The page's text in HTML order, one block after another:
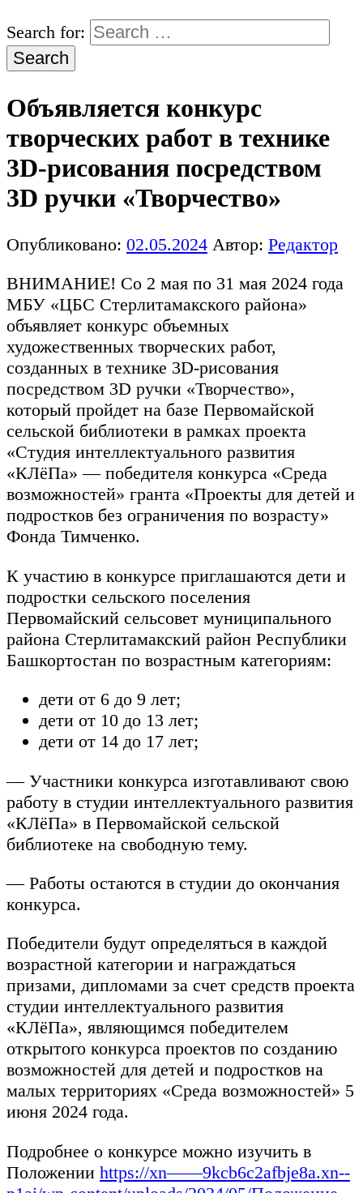
Search for:
Объявляется конкурс
творческих работ в технике
3D-рисования посредством
3D ручки «Творчество»
Опубликовано: 02.05.2024 Автор: Редактор
ВНИМАНИЕ! Со 2 мая по 31 мая 2024 года
МБУ «ЦБС Стерлитамакского района»
объявляет конкурс объемных
художественных творческих работ,
созданных в технике 3D-рисования
посредством 3D ручки «Творчество»,
который пройдет на базе Первомайской
сельской библиотеки в рамках проекта
«Студия интеллектуального развития
«КЛёПа» — победителя конкурса «Среда
возможностей» гранта «Проекты для детей и
подростков без ограничения по возрасту»
Фонда Тимченко.
К участию в конкурсе приглашаются дети и
подростки сельского поселения
Первомайский сельсовет муниципального
района Стерлитамакский район Республики
Башкортостан по возрастным категориям:
дети от 6 до 9 лет;
дети от 10 до 13 лет;
дети от 14 до 17 лет;
— Участники конкурса изготавливают свою
работу в студии интеллектуального развития
«КЛёПа» в Первомайской сельской
библиотеке на свободную тему.
— Работы остаются в студии до окончания
конкурса.
Победители будут определяться в каждой
возрастной категории и награждаться
призами, дипломами за счет средств проекта
студии интеллектуального развития
«КЛёПа», являющимся победителем
открытого конкурса проектов по созданию
возможностей для детей и подростков на
малых территориях «Среда возможностей» 5
июня 2024 года.
Подробнее о конкурсе можно изучить в
Положении https://xn——9kcb6c2afbje8a.xn--